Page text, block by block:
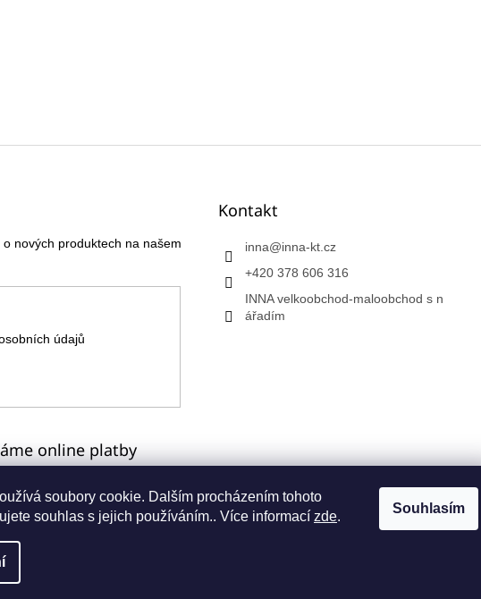
soubory cookie. Dalším procházením tohoto
souhlas s jejich používáním.. Více informací zde.
Souhlasím
nových produktech na našem
údajů
Kontakt
inna@inna-kt.cz
+420 378 606 316
INNA velkoobchod-maloobchod s n
ářadím
online platby